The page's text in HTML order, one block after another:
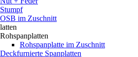
Stumpf
OSB im Zuschnitt
Rohspanplatten
Rohspanplatte im Zuschnitt
Deckfurnierte Spanplatten